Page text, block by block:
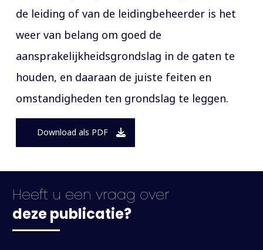
de leiding of van de leidingbeheerder is het
weer van belang om goed de
aansprakelijkheidsgrondslag in de gaten te
houden, en daaraan de juiste feiten en
omstandigheden ten grondslag te leggen.
Download als PDF
Heeft u een vraag over
deze publicatie?